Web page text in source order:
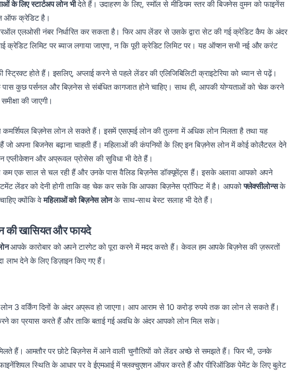
के लिए स्टार्टअप लोन भीदेते हैं। उदाहरण के लिए, स्मॉल से मीडियम स्तर की बिजनेस वुमन को फाइनेंस
ऑफ क्रेडिट है।
एलओसी नंबर निर्धारित कर सकता है। फिर आप लेंडर से उसके द्वारा सेट की गई क्रेडिट कैप के अंदर
लिमिट पर ब्याज लगाया जाएगा, न कि पूरी क्रेडिट लिमिट पर। यह ऑप्शन सभी नई और करंट
होते हैं। इसलिए, अप्लाई करने से पहले लेंडर की एलिजिबिलिटी क्राइटेरिया को ध्यान से पढ़ें।
कुछ पर्सनल और बिज़नेस से संबंधित कागजात होने चाहिए। साथ ही, आपकी योग्यताओं को चेक करने
की जाएगी।
कमर्शियल बिज़नेस लोन ले सकते हैं। इसमें एसएमई लोन की तुलना में अधिक लोन मिलता है तथा यह
जो अपना बिजनेस बढ़ाना चाहती हैं। महिलाओं की कंपनियों के लिए इन बिज़नेस लोन में कोई कोलैटरल देने
और अप्रूवल प्रोसेस की सुविधा भी देते हैं।
कम एक साल से चल रही हैं और उनके पास वैलिड बिज़नेस डॉक्यूमेंट्स हैं। इसके अलावा आपको अपने
लेंडर को देनी होगी ताकि वह चेक कर सके कि आपका बिज़नेस प्रॉफिट में है। आपकोफ्लेक्सीलोन्सके
क्योंकि वेमहिलाओं को बिज़नेस लोनके साथ-साथ बेस्ट सलाह भी देते हैं।
की खासियत और फायदे
आपके कारोबार को अपने टारगेट को पूरा करने में मदद करते हैं। केवल हम आपके बिज़नेस की ज़रूरतों
लाभ देने के लिए डिज़ाइन किए गए हैं।
3 वर्किंग दिनों के अंदर अप्रूव हो जाएगा। आप आराम से 10 करोड़ रुपये तक का लोन ले सकते हैं।
का प्रयास करते हैं और ताकि बताई गई अवधि के अंदर आपको लोन मिल सके।
हैं। आमतौर पर छोटे बिज़नेस में आने वाली चुनौतियों को लेंडर अच्छे से समझते हैं। फिर भी, उनके
स्थिति के आधार पर वे ईएमआई में फ्लक्चुएशन ऑफर करते हैं और पीरिऑडिक पेमेंट के लिए बुलेट